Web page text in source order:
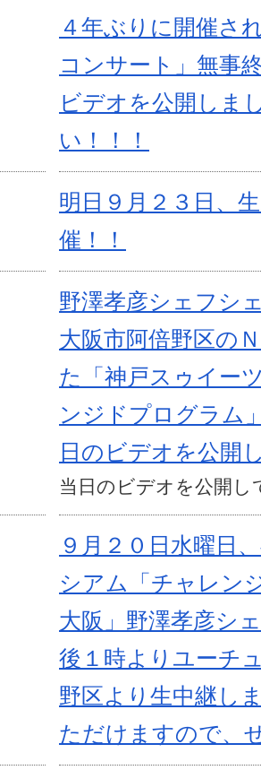
４年ぶりに開催さ
コンサート」無事
ビデオを公開しま
い！！！
明日９月２３日、
催！！
野澤孝彦シェフシ
大阪市阿倍野区の
た「神戸スゥイー
ンジドプログラム
日のビデオを公開
当日のビデオを公開し
９月２０日水曜日
シアム「チャレン
大阪」野澤孝彦シ
後１時よりユーチ
野区より生中継し
ただけますので、